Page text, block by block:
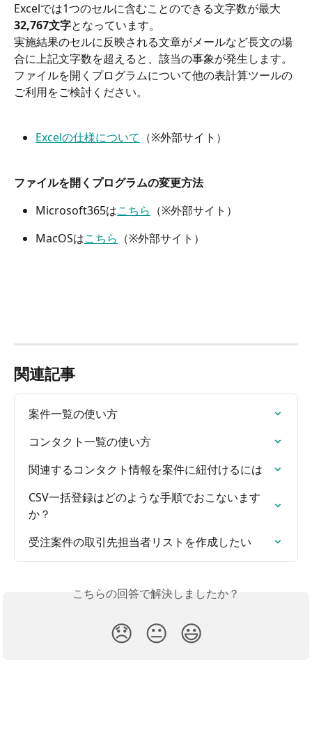
Excelでは1つのセルに含むことのできる文字数が最大
32,767文字となっています。
﻿実施結果のセルに反映される文章がメールなど長文の場
合に上記文字数を超えると、該当の事象が発生します。
ファイルを開くプログラムについて他の表計算ツールの
ご利用をご検討ください。
Excelの仕様について （※外部サイト）
ファイルを開くプログラムの変更方法
Microsoft365はこちら （※外部サイト）
MacOSはこちら （※外部サイト）
関連記事
案件一覧の使い方
コンタクト一覧の使い方
関連するコンタクト情報を案件に紐付けるには
CSV一括登録はどのような手順でおこないます
か？
受注案件の取引先担当者リストを作成したい
こちらの回答で解決しましたか？
😞 😐 😃